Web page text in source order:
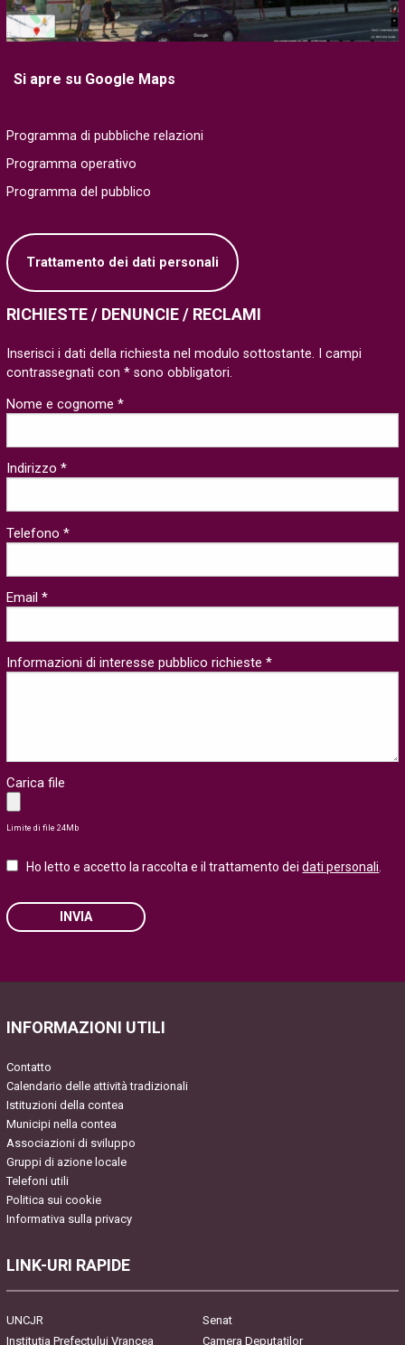
Si apre su Google Maps
Programma di pubbliche relazioni
Programma operativo
Programma del pubblico
Trattamento dei dati personali
RICHIESTE / DENUNCIE / RECLAMI
Inserisci i dati della richiesta nel modulo sottostante. I campi
contrassegnati con * sono obbligatori.
Nome e cognome *
Indirizzo *
Telefono *
Email *
Informazioni di interesse pubblico richieste *
Carica file
Limite di file 24Mb
Ho letto e accetto la raccolta e il trattamento deidati personali
INVIA
INFORMAZIONI UTILI
Contatto
Calendario delle attività tradizionali
Istituzioni della contea
Municipi nella contea
Associazioni di sviluppo
Gruppi di azione locale
Telefoni utili
Politica sui cookie
Informativa sulla privacy
LINK-URI RAPIDE
UNCJR
Senat
Instituția Prefectului Vrancea
Camera Deputaților